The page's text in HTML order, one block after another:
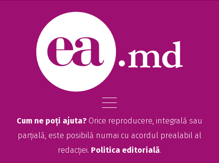
Cum ne poți ajuta? Orice reproducere, integrală sau
parțială, este posibilă numai cu acordul prealabil al
redacției. Politica editorială.